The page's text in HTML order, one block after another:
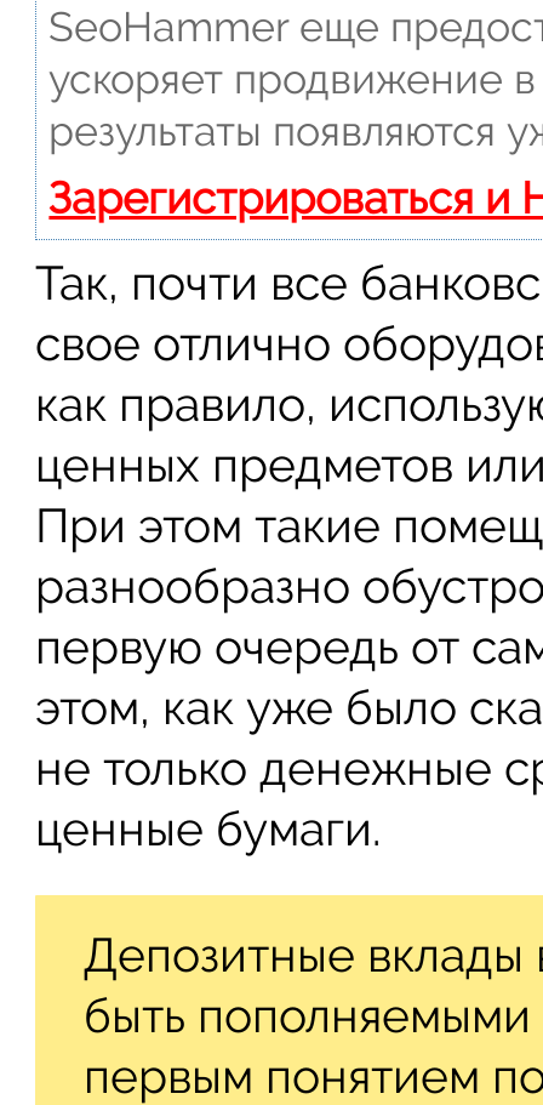
SeoHammer еще
ускоряет продвижение
результаты появляются
Зарегистрироваться и
Так, почти все
свое отлично
как правило,
ценных предметов
При этом такие
разнообразно
первую очередь от
этом, как уже было
не только денежные
ценные бумаги.
Депозитные вклады
быть
первым понятием